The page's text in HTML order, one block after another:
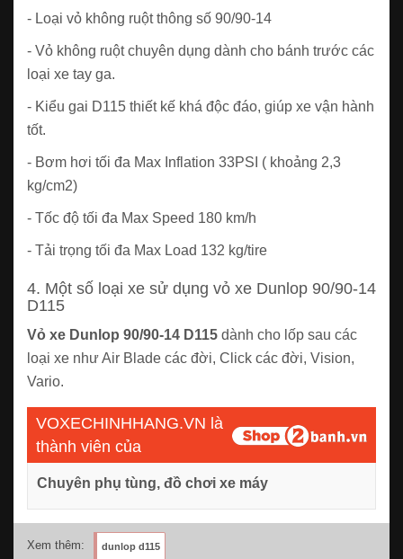
- Loại vỏ không ruột thông số 90/90-14
- Vỏ không ruột chuyên dụng dành cho bánh trước các
loại xe tay ga.
- Kiểu gai D115 thiết kế khá độc đáo, giúp xe vận hành
tốt.
- Bơm hơi tối đa Max Inflation 33PSI ( khoảng 2,3
kg/cm2)
- Tốc độ tối đa Max Speed 180 km/h
- Tải trọng tối đa Max Load 132 kg/tire
4. Một số loại xe sử dụng vỏ xe Dunlop 90/90-14
D115
Vỏ xe Dunlop 90/90-14 D115 dành cho lốp sau các
loại xe như Air Blade các đời, Click các đời, Vision,
Vario.
VOXECHINHHANG.VN là
thành viên của
Chuyên phụ tùng, đồ chơi xe máy
Xem thêm: dunlop d115